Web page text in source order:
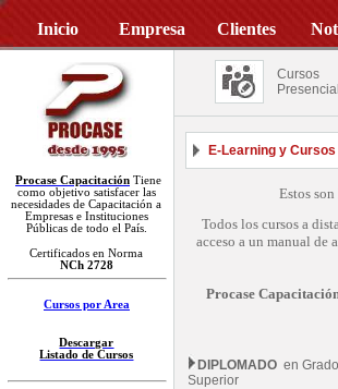
Inicio Empresa Clientes
Procase Capacitación Tiene
como objetivo satisfacer las
necesidades de Capacitación a
Empresas e Instituciones
Públicas de todo el País.
Certificados en Norma
NCh 2728
Cursos por Area
Descargar
Listado de Cursos
Cursos
E-Learning y
Estos
Todos los cursos a
acceso a un manual
Procase
DIPLOMADO en Grado
Superior